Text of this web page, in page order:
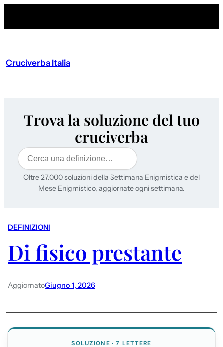
Cruciverba Italia
Trova la soluzione del tuo
cruciverba
Cerca
Oltre 27.000 soluzioni della Settimana Enigmistica e del
Mese Enigmistico, aggiornate ogni settimana.
DEFINIZIONI
Di fisico prestante
AggiornatoGiugno 1, 2026
SOLUZIONE · 7 LETTERE